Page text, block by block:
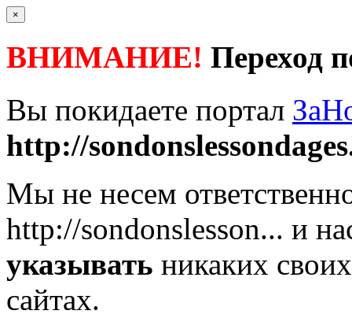
×
ВНИМАНИЕ! Переход
Вы покидаете портал
http://
Мы не несем
http://sondonslesson... и
указывать никаких
сайтах.